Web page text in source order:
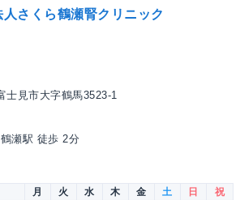
人さくら鶴瀬腎クリニック
士見市大字鶴馬3523-1
瀬駅 徒歩 2分
月 火 水 木 金 土 日
祝